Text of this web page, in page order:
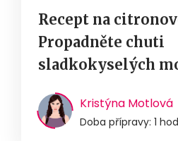
Recept na
Propadněte chuti
sladkokyselých
Kristýna Motlová
Doba přípravy: 1